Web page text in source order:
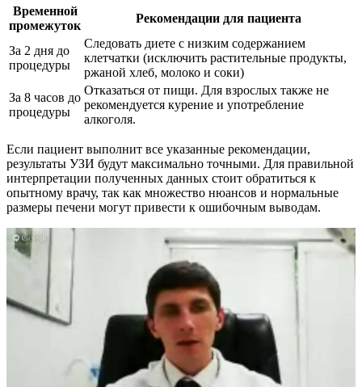
Временной
промежуток
Рекомендации для пациента
За 2 дня до
процедуры
Следовать диете с низким содержанием
клетчатки (исключить растительные продукты,
ржаной хлеб, молоко и соки)
За 8 часов до
процедуры
Отказаться от пищи. Для взрослых также не
рекомендуется курение и употребление
алкоголя.
Если пациент выполнит все указанные рекомендации,
результаты УЗИ будут максимально точными. Для правильной
интерпретации полученных данных стоит обратиться к
опытному врачу, так как множество нюансов и нормальные
размеры печени могут привести к ошибочным выводам.